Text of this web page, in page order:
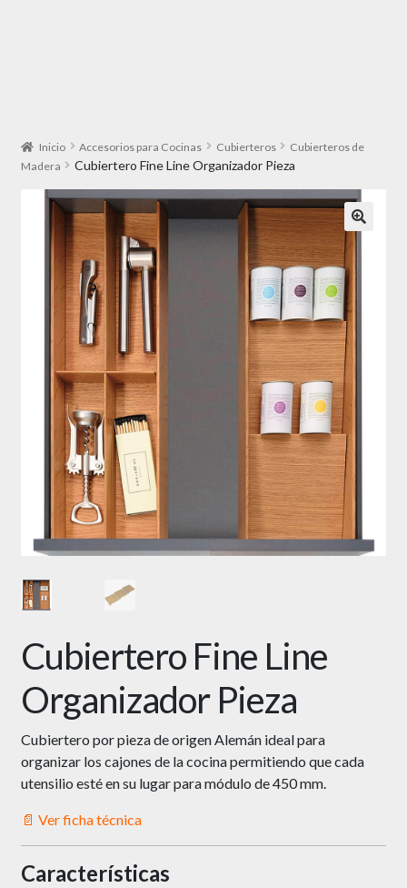
Inicio Accesorios para Cocinas Cubierteros
Cubierteros de
Madera
Cubiertero Fine Line Organizador Pieza
🔍
Cubiertero Fine Line
Organizador Pieza
Cubiertero por pieza de origen Alemán ideal para
organizar los cajones de la cocina permitiendo que cada
utensilio esté en su lugar para módulo de 450 mm.
📄 Ver ficha técnica
Características